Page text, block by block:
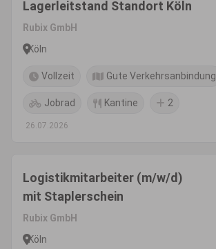
Lagerleitstand Standort Köln
Rubix GmbH
Köln
Vollzeit Gute Verkehrsanbindung
Jobrad Kantine 2
26.07.2026
Logistikmitarbeiter (m/w/d)
mit Staplerschein
Rubix GmbH
Köln